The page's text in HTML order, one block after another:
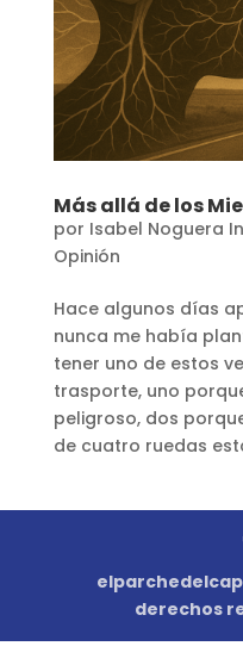
Más allá de los
por Isabel Noguera
Opinión
Hace algunos días
nunca me había
tener uno de estos
trasporte, uno
peligroso, dos
de cuatro ruedas
derechos